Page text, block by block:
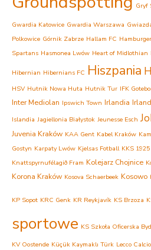
Gryf
Gwardia Katowice Gwardia Warszawa
Polkowice Górnik Zabrze Hallam FC
Spartans Hasmonea Lwów Heart of Midlothian
Hibernian Hibernians FC Hiszpania
HSV Hutnik Nowa Huta Hutnik Tur IFK
Inter Mediolan Ipswich Town Irlandia
Islandia Jagiellonia Białystok Jeunesse Esch
Juvenia Kraków KAA Gent Kabel Kraków
Gostyn Karpaty Lwów Kjelsas Fotball KKS
Knattspyrnufélagið Fram Kolejarz Chojnice
Korona Kraków Kosova Schaerbeek Kosowo
KP Sopot KRC Genk KR Reykjavík KS Brzoza
sportowe KS Szkoła Oficerska
KV Oostende Küçük Kaymaklı Türk Lecco Calcio